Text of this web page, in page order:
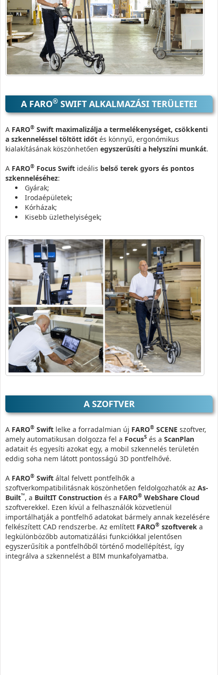
A FARO® SWIFT ALKALMAZÁSI TERÜLETEI
A FARO® Swift maximalizálja a termelékenységet, csökkenti
a szkenneléssel töltött időt és könnyű, ergonómikus
kialakításának köszönhetően egyszerűsíti a helyszíni munkát.
A FARO® Focus Swift ideális belső terek gyors és pontos
szkenneléséhez:
Gyárak;
Irodaépületek;
Kórházak;
Kisebb üzlethelyiségek;
A SZOFTVER
A FARO® Swift lelke a forradalmian új FARO® SCENE szoftver,
amely automatikusan dolgozza fel a FocusS és a ScanPlan
adatait és egyesíti azokat egy, a mobil szkennelés területén
eddig soha nem látott pontosságú 3D pontfelhővé.
A FARO® Swift által felvett pontfelhők a
szoftverkompatibilitásnak köszönhetően feldolgozhatók az As-
Built™, a BuiltIT Construction és a FARO® WebShare Cloud
szoftverekkel. Ezen kívül a felhasználók közvetlenül
importálhatják a pontfelhő adatokat bármely annak kezelésére
felkészített CAD rendszerbe. Az említett FARO® szoftverek a
legkülönbözőbb automatizálási funkciókkal jelentősen
egyszerűsítik a pontfelhőből történő modellépítést, így
integrálva a szkennelést a BIM munkafolyamatba.